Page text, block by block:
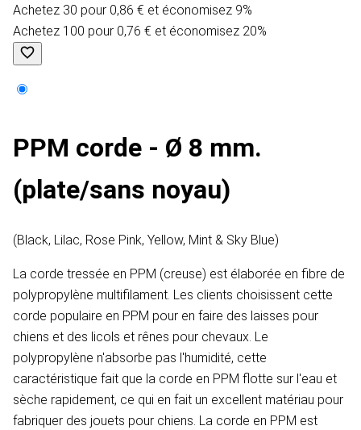
Achetez 30 pour 0,86 € et économisez 9%
Achetez 100 pour 0,76 € et économisez 20%
PPM corde - Ø 8 mm.
(plate/sans noyau)
(Black, Lilac, Rose Pink, Yellow, Mint & Sky Blue)
La corde tressée en PPM (creuse) est élaborée en fibre de
polypropylène multifilament. Les clients choisissent cette
corde populaire en PPM pour en faire des laisses pour
chiens et des licols et rênes pour chevaux. Le
polypropylène n'absorbe pas l'humidité, cette
caractéristique fait que la corde en PPM flotte sur l'eau et
sèche rapidement, ce qui en fait un excellent matériau pour
fabriquer des jouets pour chiens. La corde en PPM est